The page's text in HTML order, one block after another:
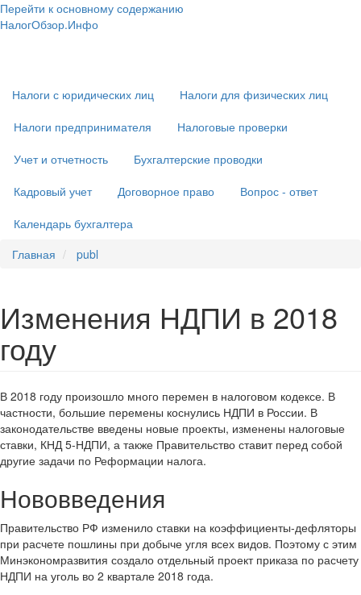
Перейти к основному содержанию
НалогОбзор.Инфо
Налоги с юридических лиц
Налоги для физических лиц
Налоги предпринимателя
Налоговые проверки
Учет и отчетность
Бухгалтерские проводки
Кадровый учет
Договорное право
Вопрос - ответ
Календарь бухгалтера
Главная
publ
Изменения НДПИ в 2018
году
В 2018 году произошло много перемен в налоговом кодексе. В
частности, большие перемены коснулись НДПИ в России. В
законодательстве введены новые проекты, изменены налоговые
ставки, КНД 5-НДПИ, а также Правительство ставит перед собой
другие задачи по Реформации налога.
Нововведения
Правительство РФ изменило ставки на коэффициенты-дефляторы
при расчете пошлины при добыче угля всех видов. Поэтому с этим
Минэкономразвития создало отдельный проект приказа по расчету
НДПИ на уголь во 2 квартале 2018 года.